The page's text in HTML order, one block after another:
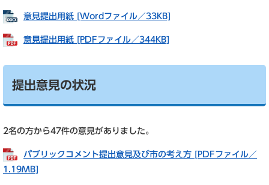
意見提出用紙 [Wordファイル／33KB]
意見提出用紙 [PDFファイル／344KB]
提出意見の状況
2名の方から47件の意見がありました。
パブリックコメント提出意見及び市の考え方 [PDFファイル／
1.19MB]